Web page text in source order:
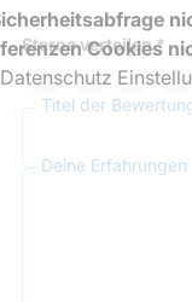
Sterne verteilen *
Titel der
Deine Erfahrungen
Cookies
Datenschutz